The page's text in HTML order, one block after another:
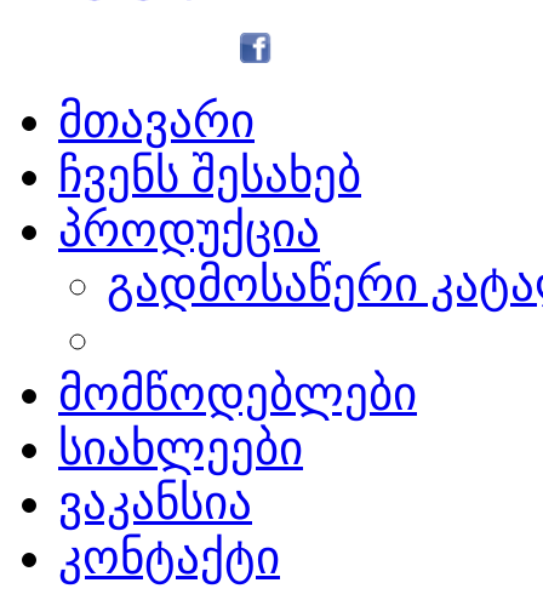
მთავარი
ჩვენს შესახებ
პროდუქცია
გადმოსაწერი
მომწოდებლები
სიახლეები
ვაკანსია
კონტაქტი